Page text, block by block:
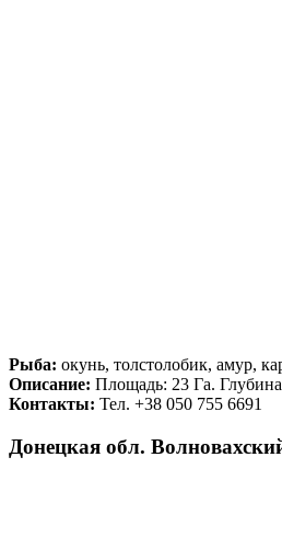
Рыба: окунь, толстолобик, амур,
Описание: Площадь: 23 Га.
Контакты: Тел. +38 050 755 6691
Донецкая обл.